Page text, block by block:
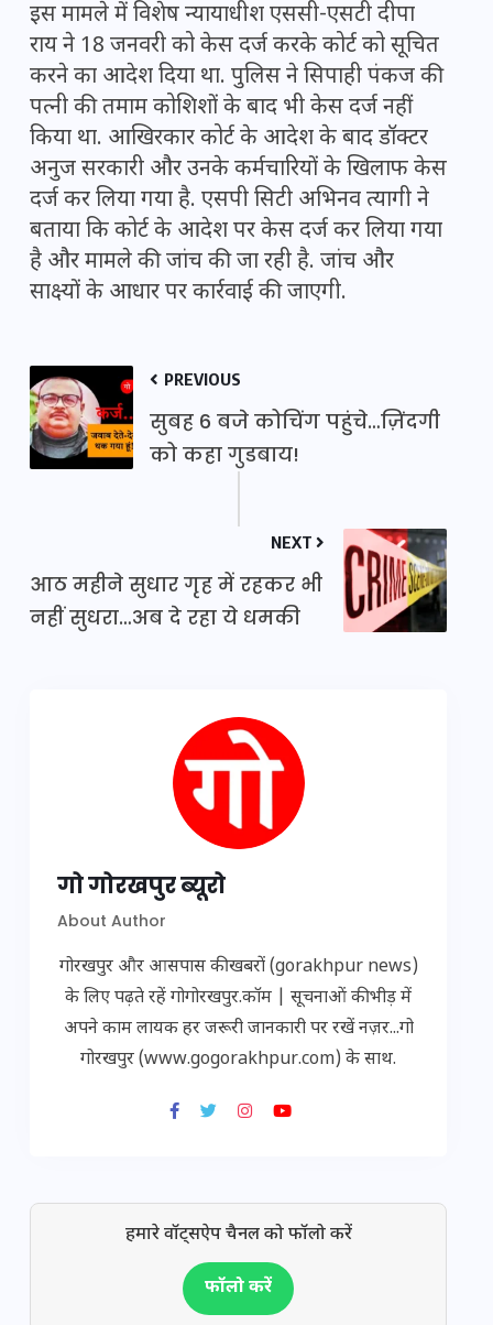
इस मामले में विशेष न्यायाधीश एससी-एसटी दीपा
राय ने 18 जनवरी को केस दर्ज करके कोर्ट को सूचित
करने का आदेश दिया था. पुलिस ने सिपाही पंकज की
पत्नी की तमाम कोशिशों के बाद भी केस दर्ज नहीं
किया था. आखिरकार कोर्ट के आदेश के बाद डॉक्टर
अनुज सरकारी और उनके कर्मचारियों के खिलाफ केस
दर्ज कर लिया गया है. एसपी सिटी अभिनव त्यागी ने
बताया कि कोर्ट के आदेश पर केस दर्ज कर लिया गया
है और मामले की जांच की जा रही है. जांच और
साक्ष्यों के आधार पर कार्रवाई की जाएगी.
PREVIOUS
सुबह 6 बजे कोचिंग पहुंचे…ज़िंदगी
को कहा गुडबाय!
NEXT
आठ महीने सुधार गृह में रहकर भी
नहीं सुधरा…अब दे रहा ये धमकी
गो गोरखपुर ब्यूरो
About Author
गोरखपुर और आसपास की खबरों (gorakhpur news)
के लिए पढ़ते रहें गोगोरखपुर.कॉम | सूचनाओं की भीड़ में
अपने काम लायक हर जरूरी जानकारी पर रखें नज़र...गो
गोरखपुर (www.gogorakhpur.com) के साथ.
हमारे वॉट्सऐप चैनल को फॉलो करें
फॉलो करें